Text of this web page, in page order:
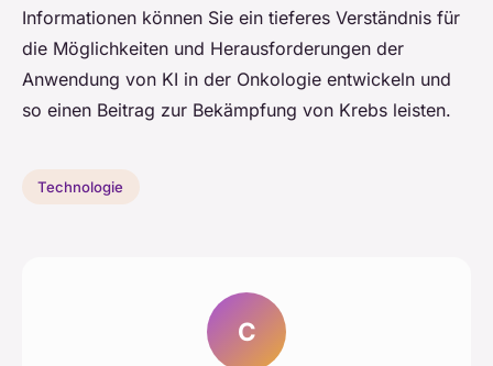
Informationen können Sie ein tieferes Verständnis für
die Möglichkeiten und Herausforderungen der
Anwendung von KI in der Onkologie entwickeln und
so einen Beitrag zur Bekämpfung von Krebs leisten.
Technologie
C